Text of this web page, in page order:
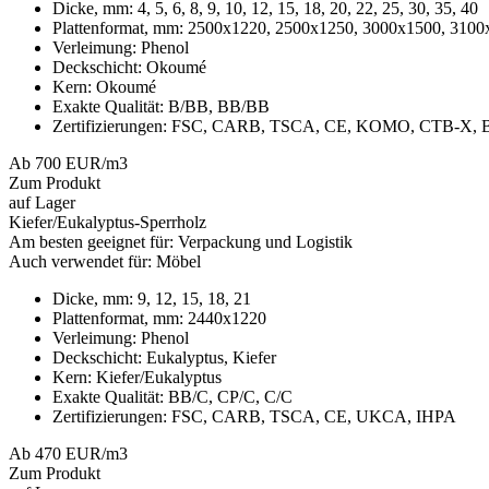
Dicke, mm: 4, 5, 6, 8, 9, 10, 12, 15, 18, 20, 22, 25, 30, 35, 40
Plattenformat, mm: 2500x1220, 2500x1250, 3000x1500,
Verleimung: Phenol
Deckschicht: Okoumé
Kern: Okoumé
Exakte Qualität: B/BB, BB/BB
Zertifizierungen: FSC, CARB, TSCA, CE, KOMO, CTB-X,
Ab 700 EUR/m3
Zum Produkt
auf Lager
Kiefer/Eukalyptus-Sperrholz
Am besten geeignet für: Verpackung und Logistik
Auch verwendet für: Möbel
Dicke, mm: 9, 12, 15, 18, 21
Plattenformat, mm: 2440x1220
Verleimung: Phenol
Deckschicht: Eukalyptus, Kiefer
Kern: Kiefer/Eukalyptus
Exakte Qualität: BB/C, CP/C, C/C
Zertifizierungen: FSC, CARB, TSCA, CE, UKCA, IHPA
Ab 470 EUR/m3
Zum Produkt